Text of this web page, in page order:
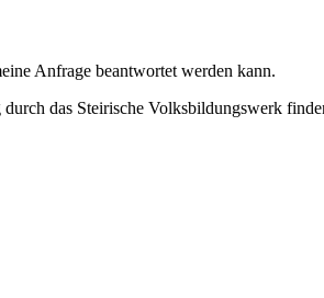
Anfrage beantwortet werden kann.
das Steirische Volksbildungswerk